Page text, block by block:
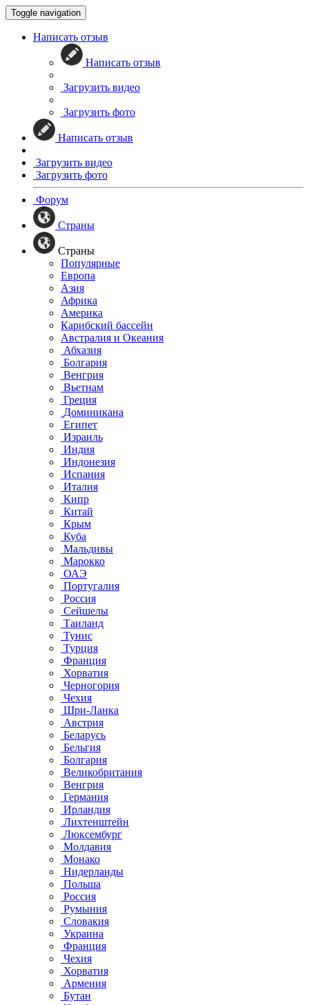
Toggle navigation
Написать отзыв
Написать отзыв
Загрузить видео
Загрузить фото
Написать отзыв
Загрузить видео
Загрузить фото
Форум
Страны
Страны
Популярные
Европа
Азия
Африка
Америка
Карибский бассейн
Австралия и Океания
Абхазия
Болгария
Венгрия
Вьетнам
Греция
Доминикана
Египет
Израиль
Индия
Индонезия
Испания
Италия
Кипр
Китай
Крым
Куба
Мальдивы
Марокко
ОАЭ
Португалия
Россия
Сейшелы
Таиланд
Тунис
Турция
Франция
Хорватия
Черногория
Чехия
Шри-Ланка
Австрия
Беларусь
Бельгия
Болгария
Великобритания
Венгрия
Германия
Ирландия
Лихтенштейн
Люксембург
Молдавия
Монако
Нидерланды
Польша
Россия
Румыния
Словакия
Украина
Франция
Чехия
Хорватия
Армения
Бутан